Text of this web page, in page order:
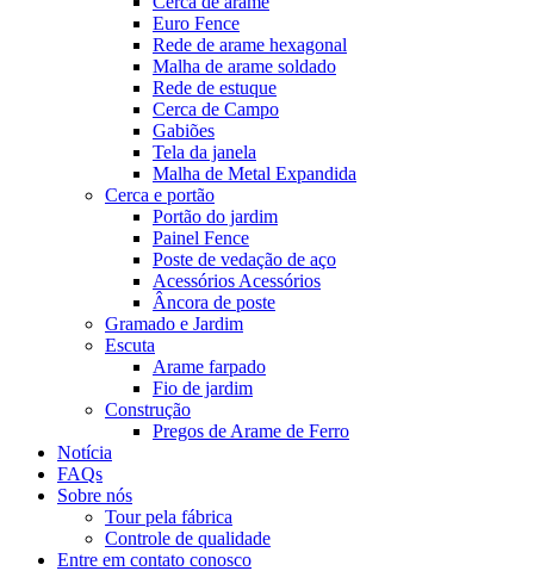
Euro Fence
Rede de arame hexagonal
Malha de arame soldado
Rede de estuque
Cerca de Campo
Gabiões
Tela da janela
Malha de Metal Expandida
Cerca e portão
Portão do jardim
Painel Fence
Poste de vedação de aço
Acessórios Acessórios
Âncora de poste
Gramado e Jardim
Escuta
Arame farpado
Fio de jardim
Construção
Pregos de Arame de Ferro
Notícia
FAQs
Sobre nós
Tour pela fábrica
Controle de qualidade
Entre em contato conosco